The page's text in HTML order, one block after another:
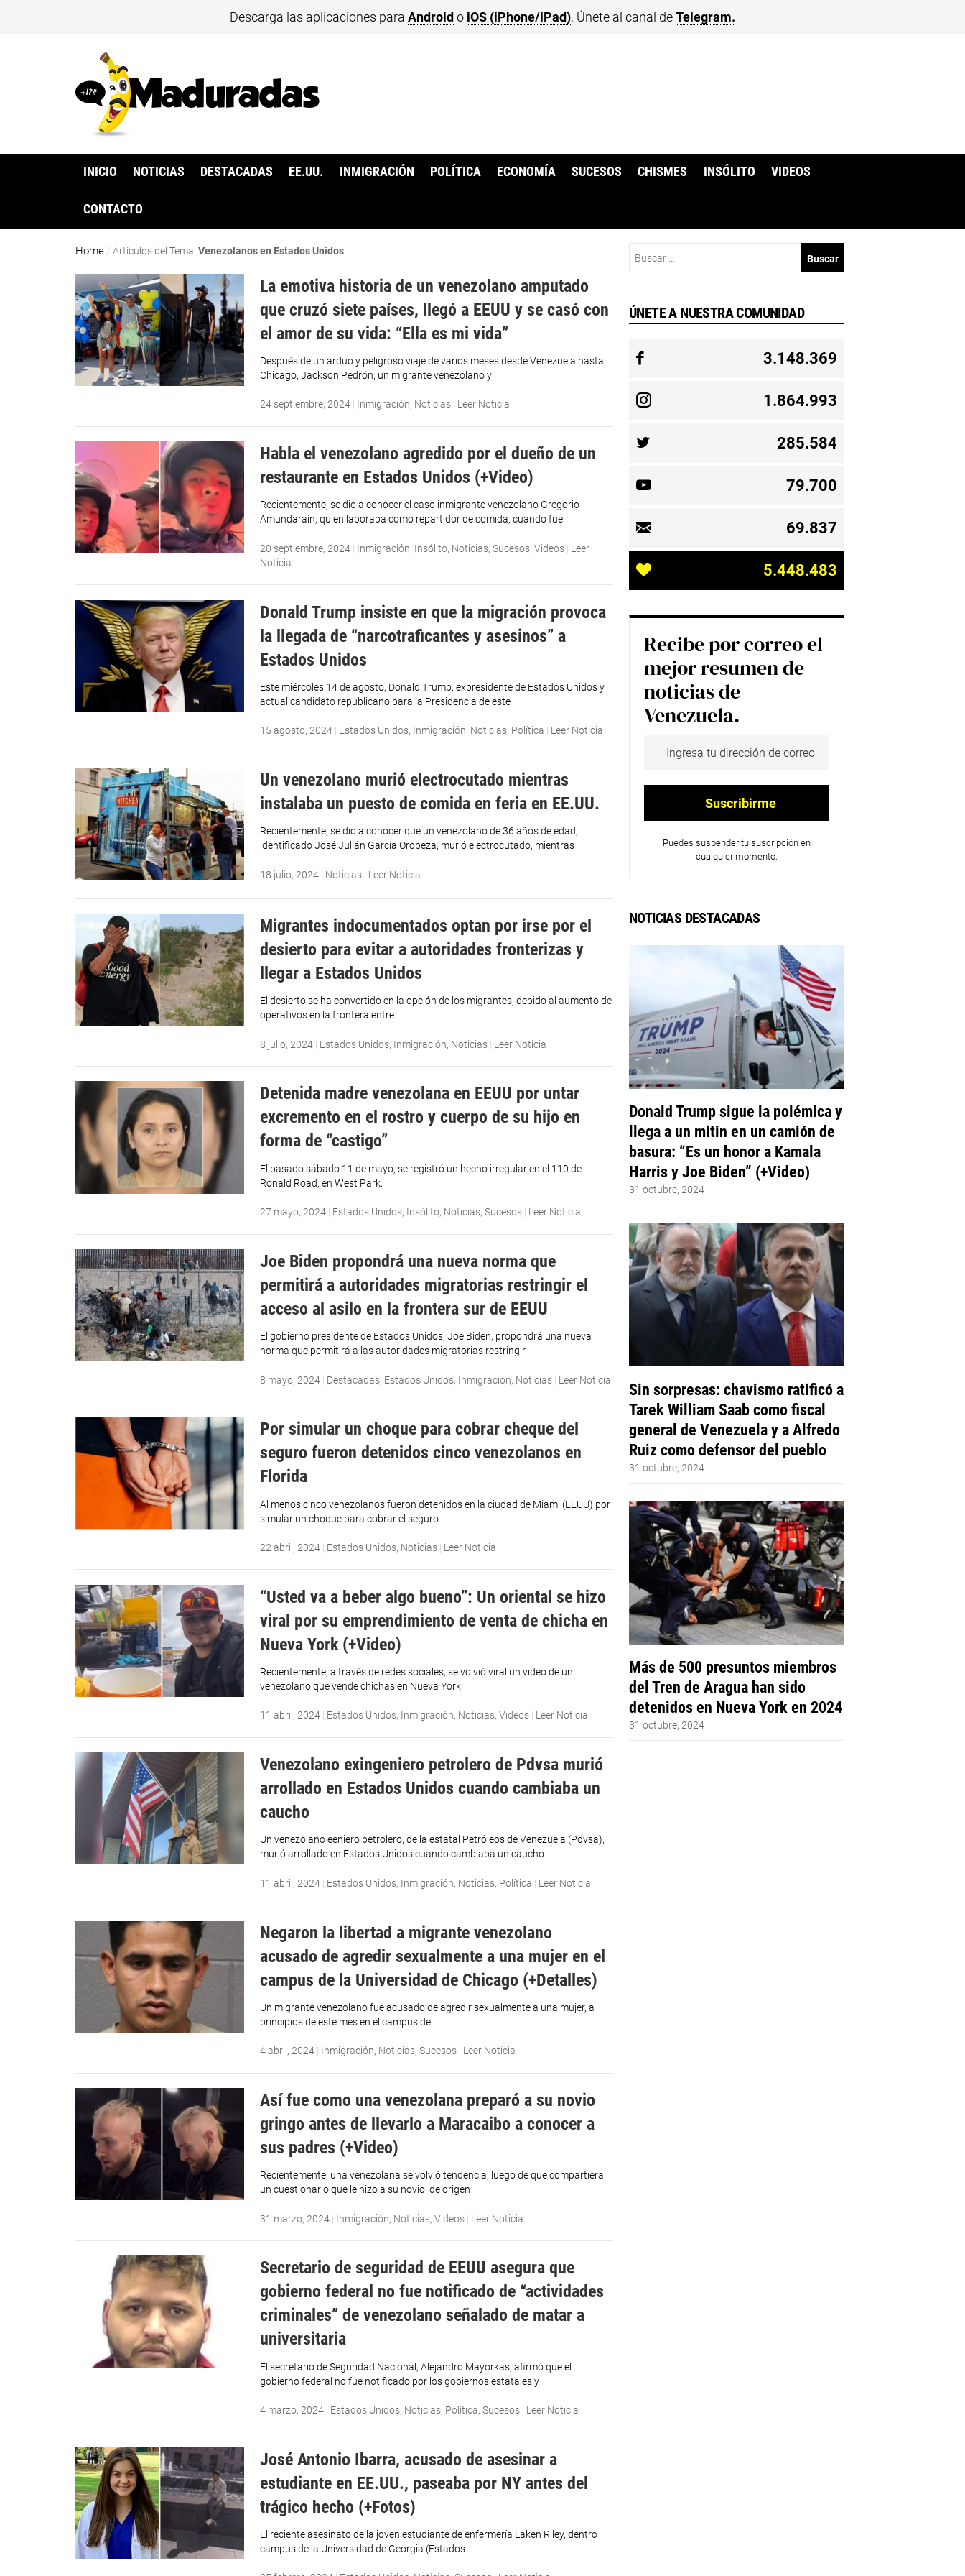
Descarga las aplicaciones para Android o iOS (iPhone/iPad). Únete al canal deTelegram.
INICIO NOTICIAS DESTACADAS EE.UU. INMIGRACIÓN POLÍTICA ECONOMÍA SUCESOS CHISMES INSÓLITO VIDEOS
CONTACTO
Home /Artículos del Tema:Venezolanos en Estados Unidos
La emotiva historia de un venezolano amputado
que cruzó siete países, llegó a EEUU y se casó con
el amor de su vida: “Ella es mi vida”
Después de un arduo y peligroso viaje de varios meses desde Venezuela hasta
Chicago, Jackson Pedrón, un migrante venezolano y
24 septiembre, 2024 | Inmigración, Noticias | Leer Noticia
Habla el venezolano agredido por el dueño de un
restaurante en Estados Unidos (+Video)
Recientemente, se dio a conocer el caso inmigrante venezolano Gregorio
Amundaraín, quien laboraba como repartidor de comida, cuando fue
20 septiembre, 2024 | Inmigración, Insólito, Noticias,Sucesos,Videos | Leer
Noticia
Donald Trump insiste en que la migración provoca
la llegada de “narcotraficantes y asesinos” a
Estados Unidos
Este miércoles 14 de agosto, Donald Trump, expresidente de Estados Unidos y
actual candidato republicano para la Presidencia de este
15 agosto, 2024 | Estados Unidos, Inmigración, Noticias, Política | Leer Noticia
Un venezolano murió electrocutado mientras
instalaba un puesto de comida en feria en EE.UU.
Recientemente, se dio a conocer que un venezolano de 36 años de edad,
identificado José Julián García Oropeza, murió electrocutado, mientras
18 julio, 2024 | Noticias | Leer Noticia
Migrantes indocumentados optan por irse por el
desierto para evitar a autoridades fronterizas y
llegar a Estados Unidos
El desierto se ha convertido en la opción de los migrantes, debido al aumento de
operativos en la frontera entre
8 julio, 2024 | Estados Unidos, Inmigración, Noticias | Leer Noticia
Detenida madre venezolana en EEUU por untar
excremento en el rostro y cuerpo de su hijo en
forma de “castigo”
El pasado sábado 11 de mayo, se registró un hecho irregular en el 110 de
Ronald Road, en West Park,
27 mayo, 2024 | Estados Unidos, Insólito, Noticias,Sucesos | Leer Noticia
Joe Biden propondrá una nueva norma que
permitirá a autoridades migratorias restringir el
acceso al asilo en la frontera sur de EEUU
El gobierno presidente de Estados Unidos, Joe Biden, propondrá una nueva
norma que permitirá a las autoridades migratorias restringir
8 mayo, 2024 | Destacadas, Estados Unidos, Inmigración, Noticias | Leer Noticia
Por simular un choque para cobrar cheque del
seguro fueron detenidos cinco venezolanos en
Florida
Al menos cinco venezolanos fueron detenidos en la ciudad de Miami (EEUU) por
simular un choque para cobrar el seguro.
22 abril, 2024 | Estados Unidos, Noticias | Leer Noticia
“Usted va a beber algo bueno”: Un oriental se hizo
viral por su emprendimiento de venta de chicha en
Nueva York (+Video)
Recientemente, a través de redes sociales, se volvió viral un video de un
venezolano que vende chichas en Nueva York
11 abril, 2024 | Estados Unidos, Inmigración, Noticias,Videos | Leer Noticia
Venezolano exingeniero petrolero de Pdvsa murió
arrollado en Estados Unidos cuando cambiaba un
caucho
Un venezolano eeniero petrolero, de la estatal Petróleos de Venezuela (Pdvsa),
murió arrollado en Estados Unidos cuando cambiaba un caucho.
11 abril, 2024 | Estados Unidos, Inmigración, Noticias, Política | Leer Noticia
Negaron la libertad a migrante venezolano
acusado de agredir sexualmente a una mujer en el
campus de la Universidad de Chicago (+Detalles)
Un migrante venezolano fue acusado de agredir sexualmente a una mujer, a
principios de este mes en el campus de
4 abril, 2024 | Inmigración, Noticias,Sucesos | Leer Noticia
Así fue como una venezolana preparó a su novio
gringo antes de llevarlo a Maracaibo a conocer a
sus padres (+Video)
Recientemente, una venezolana se volvió tendencia, luego de que compartiera
un cuestionario que le hizo a su novio, de origen
31 marzo, 2024 | Inmigración, Noticias,Videos | Leer Noticia
Secretario de seguridad de EEUU asegura que
gobierno federal no fue notificado de “actividades
criminales” de venezolano señalado de matar a
universitaria
El secretario de Seguridad Nacional, Alejandro Mayorkas, afirmó que el
gobierno federal no fue notificado por los gobiernos estatales y
4 marzo, 2024 | Estados Unidos, Noticias, Política,Sucesos | Leer Noticia
José Antonio Ibarra, acusado de asesinar a
estudiante en EE.UU., paseaba por NY antes del
trágico hecho (+Fotos)
El reciente asesinato de la joven estudiante de enfermería Laken Riley, dentro
campus de la Universidad de Georgia (Estados
ÚNETE A NUESTRA COMUNIDAD
3.148.369
1.864.993
285.584
79.700
69.837
5.448.483
Recibe por correo el
mejor resumen de
noticias de
Venezuela.
Puedes suspender tu suscripción en
cualquier momento.
NOTICIAS DESTACADAS
Donald Trump sigue la polémica y
llega a un mitin en un camión de
basura: “Es un honor a Kamala
Harris y Joe Biden” (+Video)
31 octubre, 2024
Sin sorpresas: chavismo ratificó a
Tarek William Saab como fiscal
general de Venezuela y a Alfredo
Ruiz como defensor del pueblo
31 octubre, 2024
Más de 500 presuntos miembros
del Tren de Aragua han sido
detenidos en Nueva York en 2024
31 octubre, 2024